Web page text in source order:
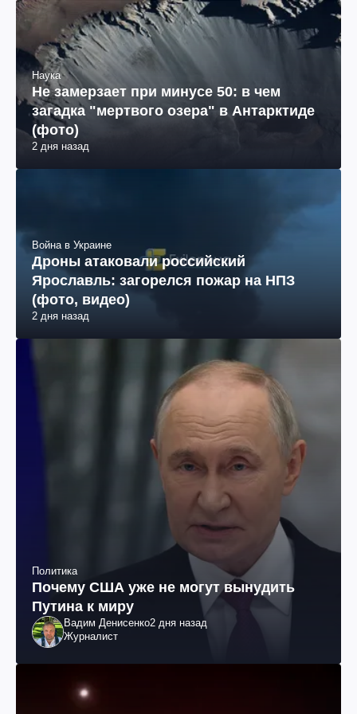
Наука
Не замерзает при минусе 50: в чем
загадка "мертвого озера" в Антарктиде
(фото)
2 дня назад
Война в Украине
Дроны атаковали российский
Ярославль: загорелся пожар на НПЗ
(фото, видео)
2 дня назад
Политика
Почему США уже не могут вынудить
Путина к миру
Вадим Денисенко2 дня назад
Журналист